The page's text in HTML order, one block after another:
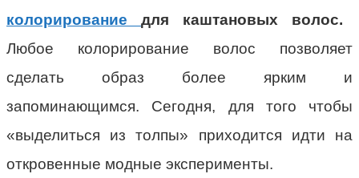
колорирование для каштановых волос.
Любое колорирование волос позволяет
сделать образ более ярким и
запоминающимся. Сегодня, для того чтобы
«выделиться из толпы» приходится идти на
откровенные модные эксперименты.